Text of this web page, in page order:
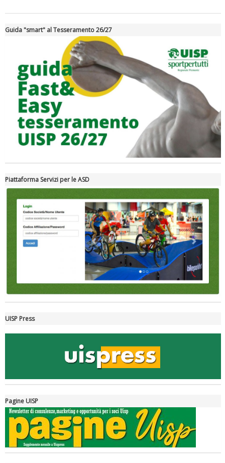
Tiziano Pesce a Radio InBlu2000 traccia il bilancio della stagione
Ddl Lobby, Uisp: “Il Parlamento valorizzi le nostre specificità"
Guida "smart" al Tesseramento 26/27
Piattaforma Servizi per le ASD
UISP Press
Pagine UISP